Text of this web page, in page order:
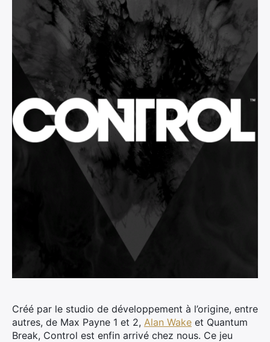
Créé par le studio de développement à l’origine, entre
autres, de Max Payne 1 et 2, Alan Wake et Quantum
Break, Control est enfin arrivé chez nous. Ce jeu